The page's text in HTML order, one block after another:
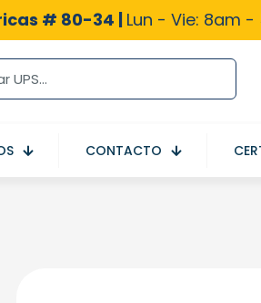
# 80-34 |Lun - Vie: 8am
CONTACTO